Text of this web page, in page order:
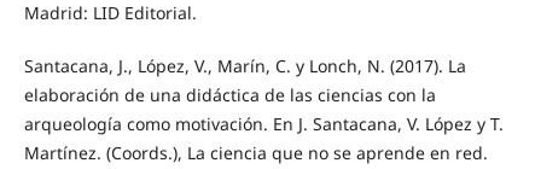
Madrid: LID Editorial.
Santacana, J., López, V., Marín, C. y Lonch, N. (2017). La
elaboración de una didáctica de las ciencias con la
arqueología como motivación. En J. Santacana, V. López y T.
Martínez. (Coords.), La ciencia que no se aprende en red.